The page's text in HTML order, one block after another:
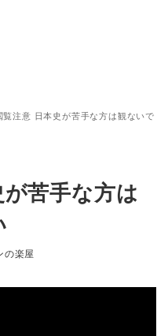
注意 日本史が苦手な方は観ないで
苦手な方は
の楽屋